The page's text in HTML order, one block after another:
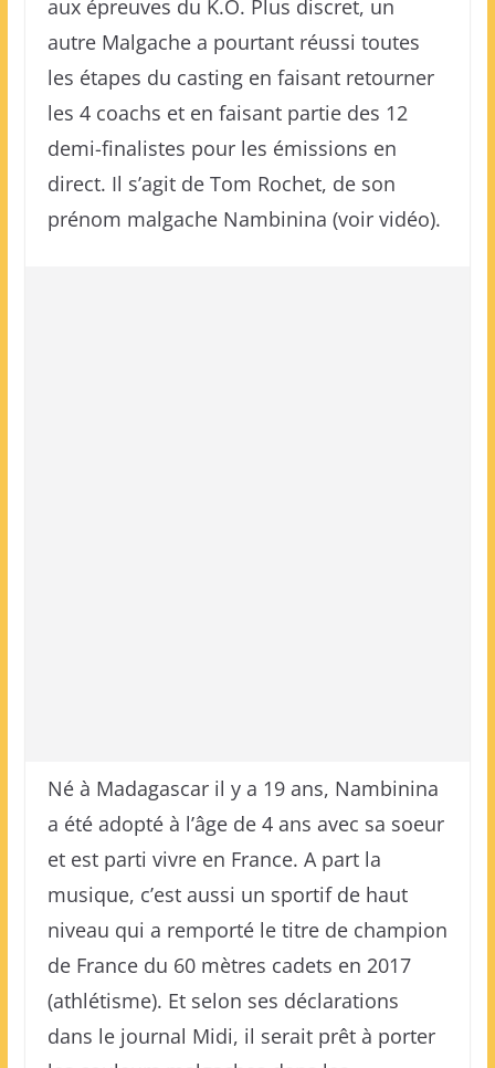
aux épreuves du K.O. Plus discret, un
autre Malgache a pourtant réussi toutes
les étapes du casting en faisant retourner
les 4 coachs et en faisant partie des 12
demi-finalistes pour les émissions en
direct. Il s’agit de Tom Rochet, de son
prénom malgache Nambinina (voir vidéo).
Né à Madagascar il y a 19 ans, Nambinina
a été adopté à l’âge de 4 ans avec sa soeur
et est parti vivre en France. A part la
musique, c’est aussi un sportif de haut
niveau qui a remporté le titre de champion
de France du 60 mètres cadets en 2017
(athlétisme). Et selon ses déclarations
dans le journal Midi, il serait prêt à porter